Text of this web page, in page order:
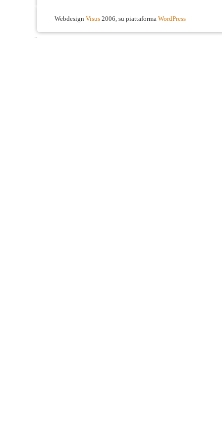
Webdesign Visus 2006, su piattaforma WordPress